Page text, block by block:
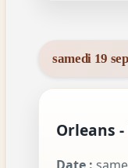
samedi 19
Orleans